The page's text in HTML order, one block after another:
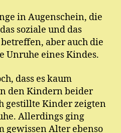
in Augenschein, die
soziale und das
aber auch die
Unruhe eines Kindes.
dass es kaum
den Kindern beider
gestillte Kinder zeigten
Allerdings ging
gewissen Alter ebenso